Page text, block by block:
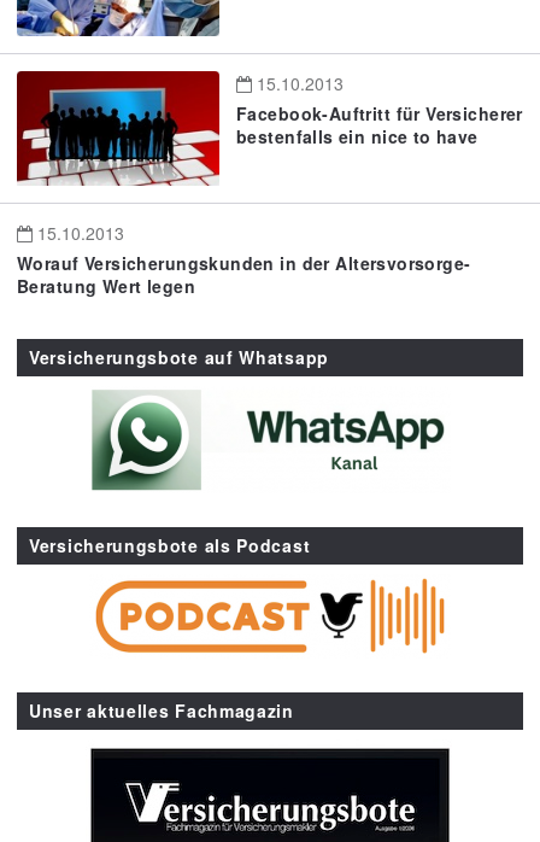
15.10.2013
Facebook-Auftritt für Versicherer
bestenfalls ein nice to have
15.10.2013
Worauf Versicherungskunden in der Altersvorsorge-
Beratung Wert legen
Versicherungsbote auf Whatsapp
Versicherungsbote als Podcast
Unser aktuelles Fachmagazin